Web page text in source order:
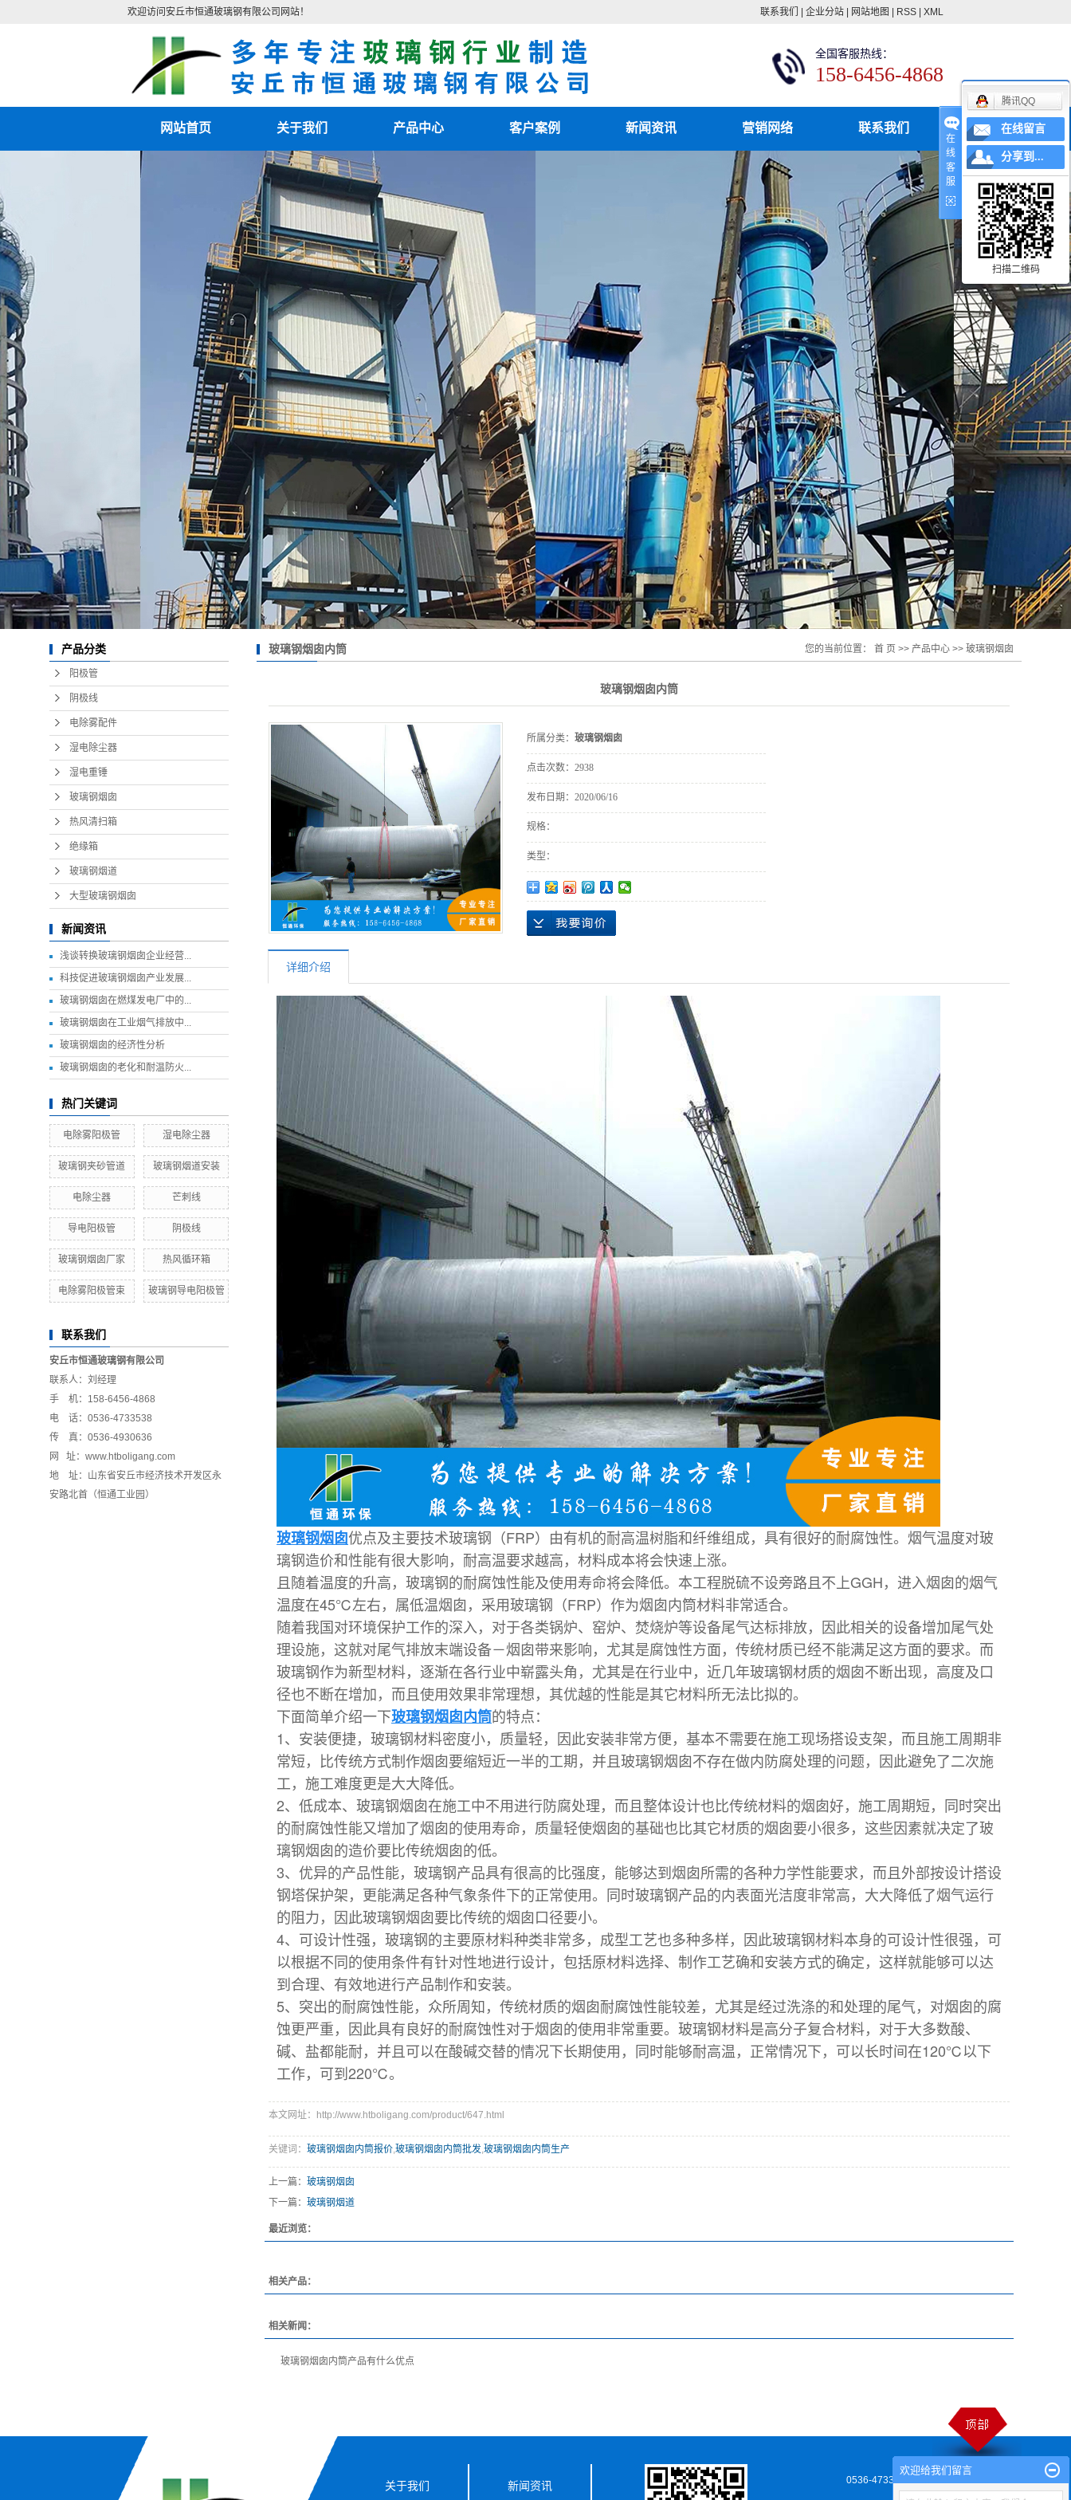
欢迎访问安丘市恒通玻璃钢有限公司网站！ 联系我们 企业分站 网站地图 RSS XML
全国客服热线：
158-6456-4868
网站首页 关于我们
公司简介
联系我们
营业执照
产品中心
阴极线
电除雾配件
湿电除尘器
湿电重锤
玻璃钢烟囱
热风清扫箱
绝缘箱
玻璃钢烟道
大型玻璃钢烟囱
客户案例 新闻资讯 营销网络 联系我们
产品分类
阳极管
阴极线
电除雾配件
湿电除尘器
湿电重锤
玻璃钢烟囱
热风清扫箱
绝缘箱
玻璃钢烟道
大型玻璃钢烟囱
新闻资讯
浅谈转换玻璃钢烟囱企业经营...
科技促进玻璃钢烟囱产业发展...
玻璃钢烟囱在燃煤发电厂中的...
玻璃钢烟囱在工业烟气排放中...
玻璃钢烟囱的经济性分析
玻璃钢烟囱的老化和耐温防火...
热门关键词
电除雾阳极管 湿电除尘器
玻璃钢夹砂管道 玻璃钢烟道安装
电除尘器 芒刺线
导电阳极管 阴极线
玻璃钢烟囱厂家 热风循环箱
电除雾阳极管束 玻璃钢导电阳极管
联系我们
安丘市恒通玻璃钢有限公司
联系人：刘经理
手 机：158-6456-4868
电 话：0536-4733538
传 真：0536-4930636
网 址：www.htboligang.com
地 址：山东省安丘市经济技术开发区永
安路北首（恒通工业园）
玻璃钢烟囱内筒 您的当前位置： 首 页 >> 产品中心 >> 玻璃钢烟囱
玻璃钢烟囱内筒
所属分类： 玻璃钢烟囱
点击次数： 2938
发布日期： 2020/06/16
规格：
类型：
详细介绍
玻璃钢烟囱优点及主要技术玻璃钢（FRP）由有机的耐高温树脂和纤维组成，具有很好的耐腐蚀性。烟气温度对玻
璃钢造价和性能有很大影响，耐高温要求越高，材料成本将会快速上涨。
且随着温度的升高，玻璃钢的耐腐蚀性能及使用寿命将会降低。本工程脱硫不设旁路且不上GGH，进入烟囱的烟气
温度在45℃左右，属低温烟囱，采用玻璃钢（FRP）作为烟囱内筒材料非常适合。
随着我国对环境保护工作的深入，对于各类锅炉、窑炉、焚烧炉等设备尾气达标排放，因此相关的设备增加尾气处
理设施，这就对尾气排放末端设备－烟囱带来影响，尤其是腐蚀性方面，传统材质已经不能满足这方面的要求。而
玻璃钢作为新型材料，逐渐在各行业中崭露头角，尤其是在行业中，近几年玻璃钢材质的烟囱不断出现，高度及口
径也不断在增加，而且使用效果非常理想，其优越的性能是其它材料所无法比拟的。
下面简单介绍一下玻璃钢烟囱内筒的特点：
1、安装便捷，玻璃钢材料密度小，质量轻，因此安装非常方便，基本不需要在施工现场搭设支架，而且施工周期非
常短，比传统方式制作烟囱要缩短近一半的工期，并且玻璃钢烟囱不存在做内防腐处理的问题，因此避免了二次施
工，施工难度更是大大降低。
2、低成本、 玻璃钢烟囱在施工中不用进行防腐处理，而且整体设计也比传统材料的烟囱好，施工周期短，同时突出
的耐腐蚀性能又增加了烟囱的使用寿命，质量轻使烟囱的基础也比其它材质的烟囱要小很多，这些因素就决定了玻
璃钢烟囱的造价要比传统烟囱的低。
3、优异的产品性能，玻璃钢产品具有很高的比强度， 能够达到烟囱所需的各种力学性能要求，而且外部按设计搭设
钢塔保护架，更能满足各种气象条件下的正常使用。同时玻璃钢产品的内表面光洁度非常高，大大降低了烟气运行
的阻力，因此玻璃钢烟囱要比传统的烟囱口径要小。
4、可设计性强，玻璃钢的主要原材料种类非常多，成型工艺也多种多样，因此玻璃钢材料本身的可设计性很强，可
以根据不同的使用条件有针对性地进行设计，包括原材料选择、制作工艺确和安装方式的确定，这样就能够可以达
到合理、有效地进行产品制作和安装。
5、突出的耐腐蚀性能，众所周知，传统材质的烟囱耐腐蚀性能较差，尤其是经过洗涤的和处理的尾气，对烟囱的腐
蚀更严重，因此具有良好的耐腐蚀性对于烟囱的使用非常重要。玻璃钢材料是高分子复合材料，对于大多数酸、
碱、盐都能耐，并且可以在酸碱交替的情况下长期使用，同时能够耐高温，正常情况下，可以长时间在120℃以下
工作， 可到220℃。
本文网址：http://www.htboligang.com/product/647.html
关键词： 玻璃钢烟囱内筒报价,玻璃钢烟囱内筒批发,玻璃钢烟囱内筒生产
上一篇： 玻璃钢烟囱
下一篇： 玻璃钢烟道
最近浏览：
相关产品：
相关新闻：
玻璃钢烟囱内筒产品有什么优点
关于我们 新闻资讯 0536-4733538
在
线
客
服
腾讯QQ
在线留言
分享到...
扫描二维码
欢迎给我们留言